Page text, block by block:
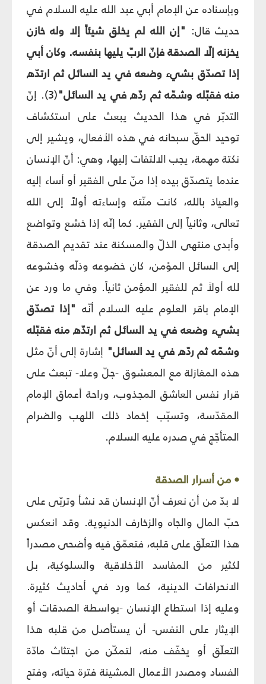
وبإسناده عن الإمام أبي عبد الله عليه السلام في
حديث قال: "إن الله لم يخلق شيئاً إلا وله خازن
يخزنه إلّا الصدقة فإنّ الربّ يليها بنفسه. وكان أبي
إذا تصدّق بشيء وضعه في يد السائل ثم ارتدّه
منه فقبّله وشمّه ثم ردّه في يد السائل"
(3). إنّ
التدبّر في هذا الحديث يبعث على استكشاف
توحيد الحقّ سبحانه في هذه الأفعال، ويشير إلى
نكتة مهمة، يجب الالتفات إليها، وهي: أنّ الإنسان
عندما يتصدّق بيده إذا منّ على الفقير أو أساء إليه
والعياذ بالله، كانت منّته وإساءته أولاً إلى الله
تعالى، وثانياً إلى الفقير. كما إنّه إذا خشع وتواضع
وأبدى منتهى الذلّ والمسكنة عند تقديم الصدقة
إلى السائل المؤمن، كان خضوعه وذلّه وخشوعه
لله أولاً ثم للفقير المؤمن ثانياً. وفي ما ورد عن
الإمام باقر العلوم عليه السلام أنّه "إذا تصدّق
بشيء وضعه في يد السائل ثم ارتدّه منه فقبّله
وشمّه ثم ردّه في يد السائل" إشارة إلى أنّ مثل
هذه المغازلة مع المعشوق -جلّ وعلا- تبعث على
قرار نفس العاشق المجذوب، وراحة أعماق الإمام
المقدّسة، وتسبّب إخماد ذلك اللهب والضرام
المتأجّج في صدره عليه السلام.
• من أسرار الصدقة
لا بدّ من أن نعرف أنّ الإنسان قد نشأ وتربّى على
حبّ المال والجاه والزخارف الدنيوية. وقد انعكس
هذا التعلّق على قلبه، فتعمّق فيه وأضحى مصدراً
لكثير من المفاسد الأخلاقية والسلوكية، بل
الانحرافات الدينية، كما ورد في أحاديث كثيرة.
وعليه إذا استطاع الإنسان -بواسطة الصدقات أو
الإيثار على النفس- أن يستأصل من قلبه هذا
التعلّق أو يخفّف منه، لتمكّن من اجتثاث مادّة
الفساد ومصدر الأعمال المشينة فترة حياته، وفتح